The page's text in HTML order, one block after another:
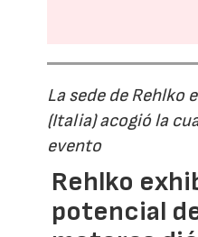
La sede de Rehlko
(Italia) acogió la
evento
Rehlko
potencial